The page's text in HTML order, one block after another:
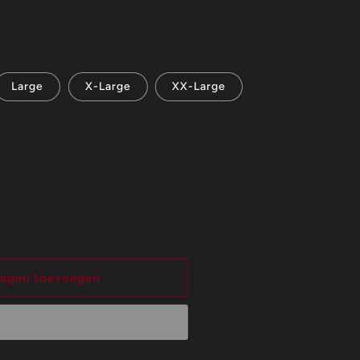
Large X-Large XX-Large
toevoegen